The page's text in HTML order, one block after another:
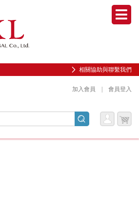
相關協助與聯繫我們
加入會員 會員登入
會員服務專區